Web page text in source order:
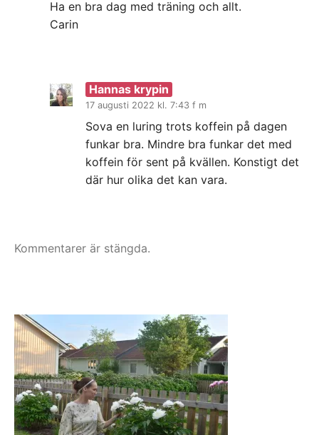
Ha en bra dag med träning och allt.
Carin
Hannas krypin
17 augusti 2022 kl. 7:43 f m
Sova en luring trots koffein på dagen
funkar bra. Mindre bra funkar det med
koffein för sent på kvällen. Konstigt det
där hur olika det kan vara.
Kommentarer är stängda.